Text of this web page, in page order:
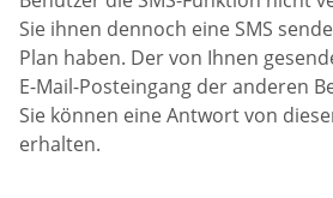
Sie ihnen dennoch eine SMS
Plan haben. Der von Ihnen
E-Mail-Posteingang der anderen
Sie können eine Antwort von
erhalten.